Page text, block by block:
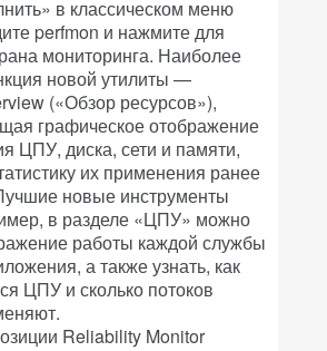
в классическом меню
perfmon и нажмитедля
мониторинга. Наиболее
новой утилиты —
(«Обзор ресурсов»),
графическое отображение
ЦПУ, диска, сети и памяти,
их применения ранее
новые инструменты
в разделе «ЦПУ» можно
работы каждой службы
а также узнать, как
ЦПУ и сколько потоков
Reliability Monitor